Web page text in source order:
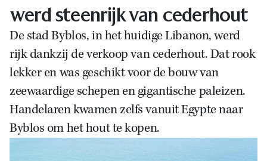
Zoek
werd steenrijk van cederhout
De stad Byblos, in het huidige Libanon, werd
rijk dankzij de verkoop van cederhout. Dat rook
lekker en was geschikt voor de bouw van
zeewaardige schepen en gigantische paleizen.
Handelaren kwamen zelfs vanuit Egypte naar
Byblos om het hout te kopen.